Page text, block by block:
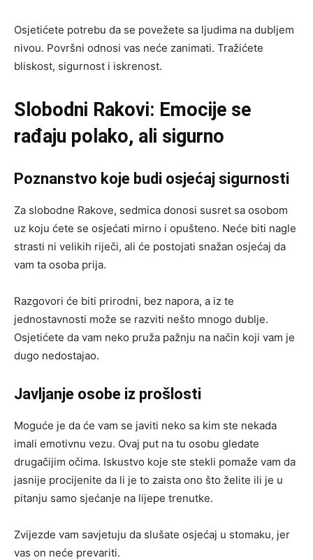
Osjetićete potrebu da se povežete sa ljudima na dubljem
nivou. Površni odnosi vas neće zanimati. Tražićete
bliskost, sigurnost i iskrenost.
Slobodni Rakovi: Emocije se
rađaju polako, ali sigurno
Poznanstvo koje budi osjećaj sigurnosti
Za slobodne Rakove, sedmica donosi susret sa osobom
uz koju ćete se osjećati mirno i opušteno. Neće biti nagle
strasti ni velikih riječi, ali će postojati snažan osjećaj da
vam ta osoba prija.
Razgovori će biti prirodni, bez napora, a iz te
jednostavnosti može se razviti nešto mnogo dublje.
Osjetićete da vam neko pruža pažnju na način koji vam je
dugo nedostajao.
Javljanje osobe iz prošlosti
Moguće je da će vam se javiti neko sa kim ste nekada
imali emotivnu vezu. Ovaj put na tu osobu gledate
drugačijim očima. Iskustvo koje ste stekli pomaže vam da
jasnije procijenite da li je to zaista ono što želite ili je u
pitanju samo sjećanje na lijepe trenutke.
Zvijezde vam savjetuju da slušate osjećaj u stomaku, jer
vas on neće prevariti.